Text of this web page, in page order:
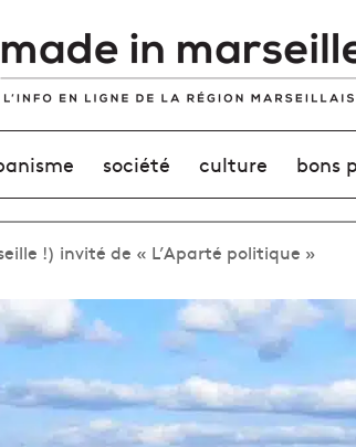
société culture bons
!) invité de « L’Aparté politique »